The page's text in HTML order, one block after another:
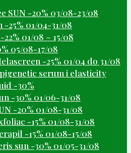
SUN -20% 03/08-23/08
-25% 01/04-31/08
22% 01/08 – 15/08
05/08-17/08
-25% 01/04 do 31/08
serum i elasticity
-30%
-30% 01/06-31/08
-20% 01/08-31/08
-15% 01/08-31/08
-15% 01/08-15/08
sun -30% 01/05-31/08